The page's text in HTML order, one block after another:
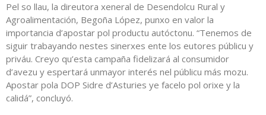
Pel so llau, la direutora xeneral de Desendolcu Rural y
Agroalimentación, Begoña López, punxo en valor la
importancia d’apostar pol productu autóctonu. “Tenemos de
siguir trabayando nestes sinerxes ente los eutores públicu y
priváu. Creyo qu’esta campaña fidelizará al consumidor
d’avezu y espertará unmayor interés nel públicu más mozu.
Apostar pola DOP Sidre d’Asturies ye facelo pol orixe y la
calidá”, concluyó.